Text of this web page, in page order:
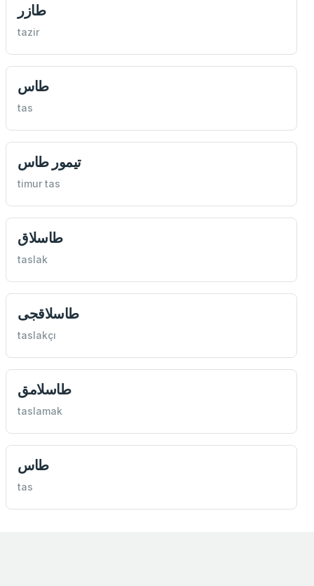
طازر
tazir
طاس
tas
تيمور طاس
timur tas
‌طاسلاق
taslak
طاسلاقجی
taslakçı
طاسلامق
taslamak
طاس
tas